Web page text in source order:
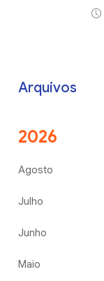
Arquivos
2026
Agosto
Julho
Junho
Maio